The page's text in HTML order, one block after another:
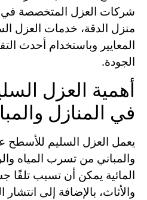
شركات العزل المتخصصة في
منزل الدقة، خدمات العزل
المعايير وباستخدام أحدث
الجودة.
أهمية العزل
في المنازل
يعمل العزل السليم للأسطح
والمباني من تسرب المياه
المائية يمكن أن تسبب تلفًا
والأثاث، بالإضافة إلى انتشار